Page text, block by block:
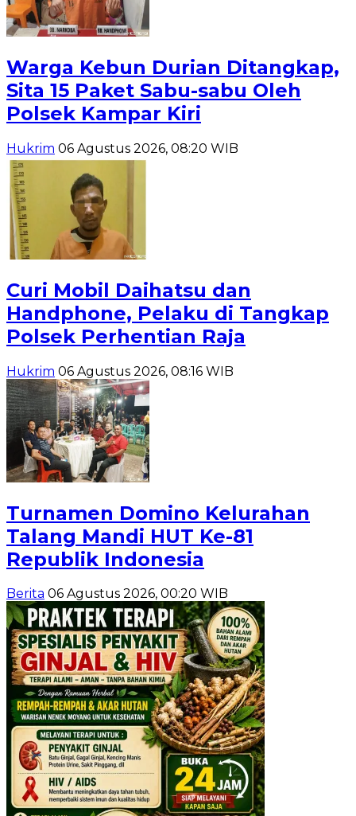
Warga Kebun Durian Ditangkap,
Sita 15 Paket Sabu-sabu Oleh
Polsek Kampar Kiri
Hukrim 06 Agustus 2026, 08:20 WIB
Curi Mobil Daihatsu dan
Handphone, Pelaku di Tangkap
Polsek Perhentian Raja
Hukrim 06 Agustus 2026, 08:16 WIB
Turnamen Domino Kelurahan
Talang Mandi HUT Ke-81
Republik Indonesia
Berita 06 Agustus 2026, 00:20 WIB